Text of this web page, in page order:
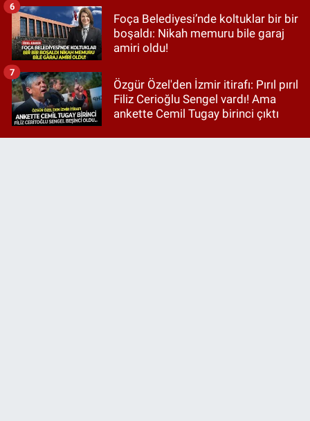
Foça Belediyesi’nde koltuklar bir bir
boşaldı: Nikah memuru bile garaj
amiri oldu!
6
Özgür Özel'den İzmir itirafı: Pırıl pırıl
Filiz Cerioğlu Sengel vardı! Ama
ankette Cemil Tugay birinci çıktı
7